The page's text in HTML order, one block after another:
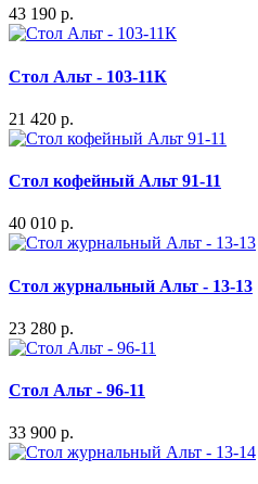
43 190 р.
Стол Альт - 103-11К
21 420 р.
Стол кофейный Альт 91-11
40 010 р.
Стол журнальный Альт - 13-13
23 280 р.
Стол Альт - 96-11
33 900 р.